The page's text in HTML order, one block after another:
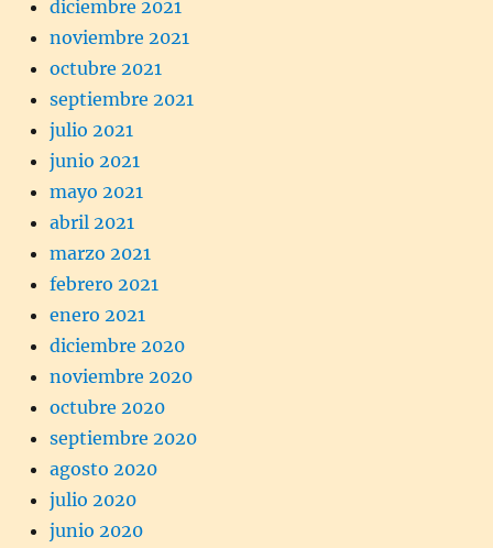
diciembre 2021
noviembre 2021
octubre 2021
septiembre 2021
julio 2021
junio 2021
mayo 2021
abril 2021
marzo 2021
febrero 2021
enero 2021
diciembre 2020
noviembre 2020
octubre 2020
septiembre 2020
agosto 2020
julio 2020
junio 2020